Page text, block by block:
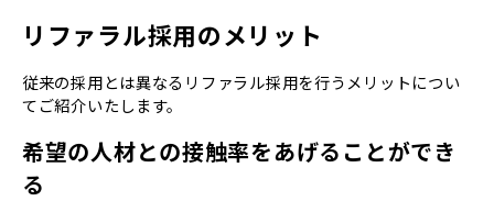
リファラル採用のメリット
従来の採用とは異なるリファラル採用を行うメリットについ
てご紹介いたします。
希望の人材との接触率をあげることができ
る